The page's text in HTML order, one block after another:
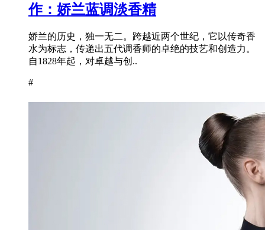
作：娇兰蓝调淡香精
娇兰的历史，独一无二。跨越近两个世纪，它以传奇香
水为标志，传递出五代调香师的卓绝的技艺和创造力。
自1828年起，对卓越与创..
#